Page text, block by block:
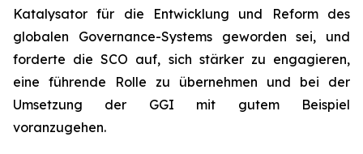
Katalysator für die Entwicklung und Reform des
globalen Governance-Systems geworden sei, und
forderte die SCO auf, sich stärker zu engagieren,
eine führende Rolle zu übernehmen und bei der
Umsetzung der GGI mit gutem Beispiel
voranzugehen.